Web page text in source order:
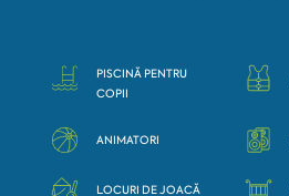
PISCINĂ PENTRU
COPII
ANIMATORI
LOCURI DE JOACĂ